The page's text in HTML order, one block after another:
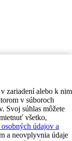
zariadení alebo k nim
v súboroch
Svoj súhlas môžete
všetko,
údajov a
a neovplyvnia údaje